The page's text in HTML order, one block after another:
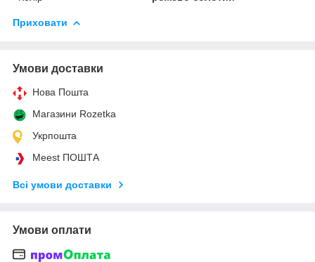
Приховати
Умови доставки
Нова Пошта
Магазини Rozetka
Укрпошта
Meest ПОШТА
Всі умови доставки
Умови оплати